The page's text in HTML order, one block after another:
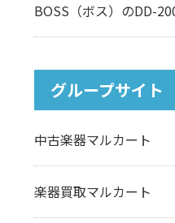
グループサイト
中古楽器マルカート
楽器買取マルカート